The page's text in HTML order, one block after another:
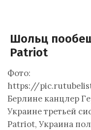
Шольц
Patriot
Фото:
https://
Берлине канцлер
Украине третьей
Patriot, Украина